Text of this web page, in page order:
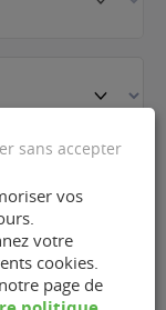
vos
votre
cookies.
page de
sans accepter